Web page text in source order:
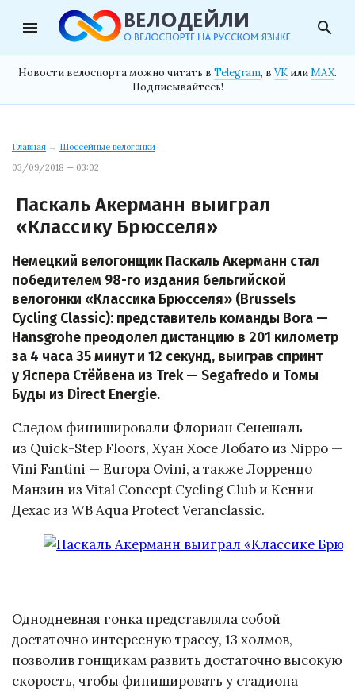
menu search
Новости велоспорта можно читать в Telegram, в VK илиMAX.
Подписывайтесь!
Главная → Шоссейные велогонки
03/09/2018 — 03:02
Паскаль Акерманн выиграл
«Классику Брюсселя»
Немецкий велогонщик Паскаль Акерманн стал
победителем 98-го издания бельгийской
велогонки «Классика Брюсселя» (Brussels
Cycling Classic): представитель команды Bora —
Hansgrohe преодолел дистанцию в 201 километр
за 4 часа 35 минут и 12 секунд, выиграв спринт
у Яспера Стёйвена из Trek — Segafredo и Томы
Буды из Direct Energie.
Следом финишировали Флориан Сенешаль
из Quick-Step Floors, Хуан Хосе Лобато из Nippo —
Vini Fantini — Europa Ovini, а также Лорренцо
Манзин из Vital Concept Cycling Club и Кенни
Дехас из WB Aqua Protect Veranclassic.
Однодневная гонка представляла собой
достаточно интересную трассу, 13 холмов,
позволив гонщикам развить достаточно высокую
скорость, чтобы финишировать у стадиона